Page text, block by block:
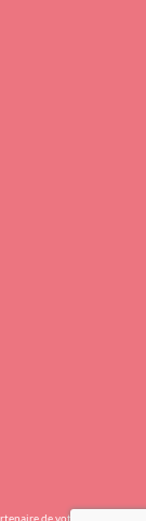
de votre